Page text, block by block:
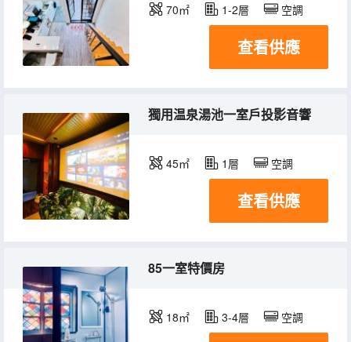
70㎡ 1-2層 空調
查看供應
獨用温泉湯池一室戶投影音響
45㎡ 1層 空調
查看供應
85一室特價房
18㎡ 3-4層 空調